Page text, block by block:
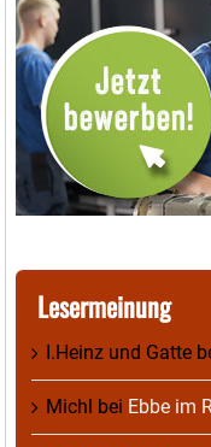
Lesermeinung
I.Heinz und Gatte
Michl bei Ebbe im